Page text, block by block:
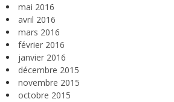
mai 2016
avril 2016
mars 2016
février 2016
janvier 2016
décembre 2015
novembre 2015
octobre 2015